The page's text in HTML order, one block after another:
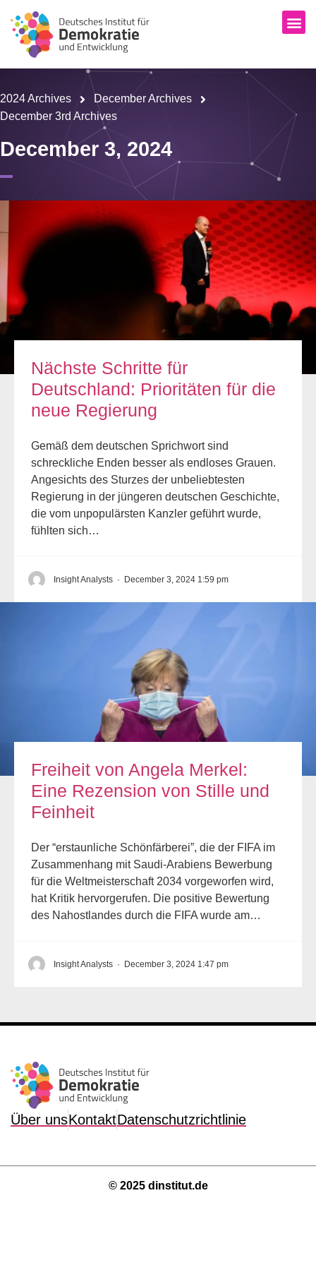
2024 Archives
December Archives
December 3rd Archives
December 3, 2024
Nächste Schritte für
Deutschland: Prioritäten für die
neue Regierung
Gemäß dem deutschen Sprichwort sind
schreckliche Enden besser als endloses Grauen.
Angesichts des Sturzes der unbeliebtesten
Regierung in der jüngeren deutschen Geschichte,
die vom unpopulärsten Kanzler geführt wurde,
fühlten sich…
Insight Analysts · December 3, 2024 1:59 pm
Freiheit von Angela Merkel:
Eine Rezension von Stille und
Feinheit
Der “erstaunliche Schönfärberei”, die der FIFA im
Zusammenhang mit Saudi-Arabiens Bewerbung
für die Weltmeisterschaft 2034 vorgeworfen wird,
hat Kritik hervorgerufen. Die positive Bewertung
des Nahostlandes durch die FIFA wurde am…
Insight Analysts · December 3, 2024 1:47 pm
Über unsKontaktDatenschutzrichtlinie
© 2025 dinstitut.de